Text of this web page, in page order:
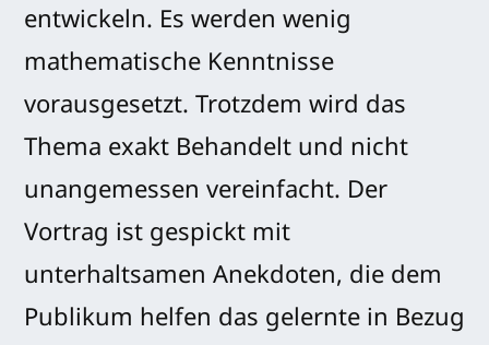
entwickeln. Es werden wenig
mathematische Kenntnisse
vorausgesetzt. Trotzdem wird das
Thema exakt Behandelt und nicht
unangemessen vereinfacht. Der
Vortrag ist gespickt mit
unterhaltsamen Anekdoten, die dem
Publikum helfen das gelernte in Bezug